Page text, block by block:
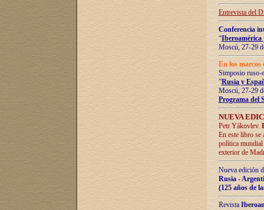
Entrevista del
Conferencia
“Iberoamérica
Moscú, 27-29
En los marcos
Simposio ruso-
"Rusia y
Moscú, 27-29
Programa del
NUEVA
Petr Yákovlev.
En este libro se
política mundial
exterior de
Nueva edición
Rusia -
(125 años de
Revista